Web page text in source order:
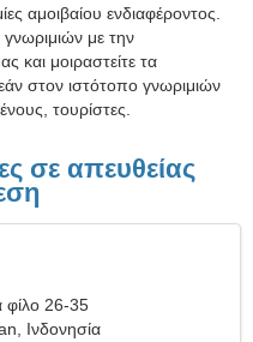
αμοιβαίου ενδιαφέροντος.
με την
και μοιραστείτε τα
στον ιστότοπο γνωριμιών
τουρίστες.
σε απευθείας
φίλο 26-35
Ινδονησία